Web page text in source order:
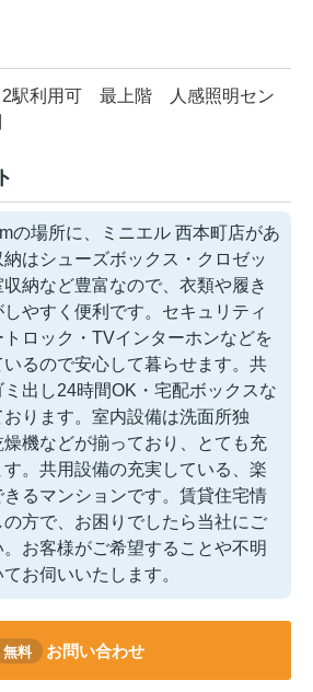
2駅利用可 最上階
人感照明セン
の場所に、ミニエル 西本町店があ
納はシューズボックス・クロゼッ
収納など豊富なので、衣類や履き
やすく便利です。セキュリティ
ロック・TVインターホンなどを
るので安心して暮らせます。共
ミ出し24時間OK・宅配ボックスな
おります。室内設備は洗面所独
燥機などが揃っており、とても充
。共用設備の充実している、楽
きるマンションです。賃貸住宅情
方で、お困りでしたら当社にご
お客様がご希望することや不明
お伺いいたします。
無料 お問い合わせ